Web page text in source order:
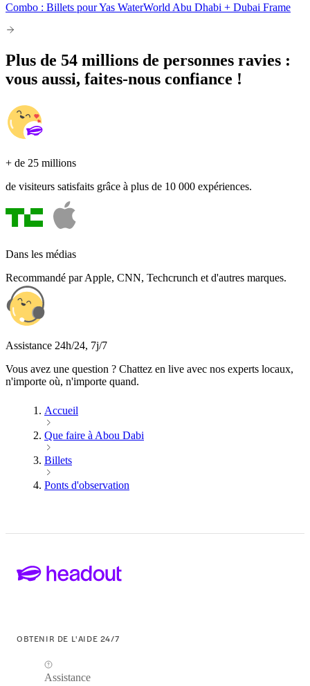
Combo : Billets pour Yas WaterWorld Abu Dhabi + Dubai Frame
Plus de 54 millions de personnes ravies :
vous aussi, faites-nous confiance !
+ de 25 millions
de visiteurs satisfaits grâce à plus de 10 000 expériences.
Dans les médias
Recommandé par Apple, CNN, Techcrunch et d'autres marques.
Assistance 24h/24, 7j/7
Vous avez une question ? Chattez en live avec nos experts locaux,
n'importe où, n'importe quand.
Accueil
Que faire à Abou Dabi
Billets
Ponts d'observation
OBTENIR DE L'AIDE 24/7
Assistance